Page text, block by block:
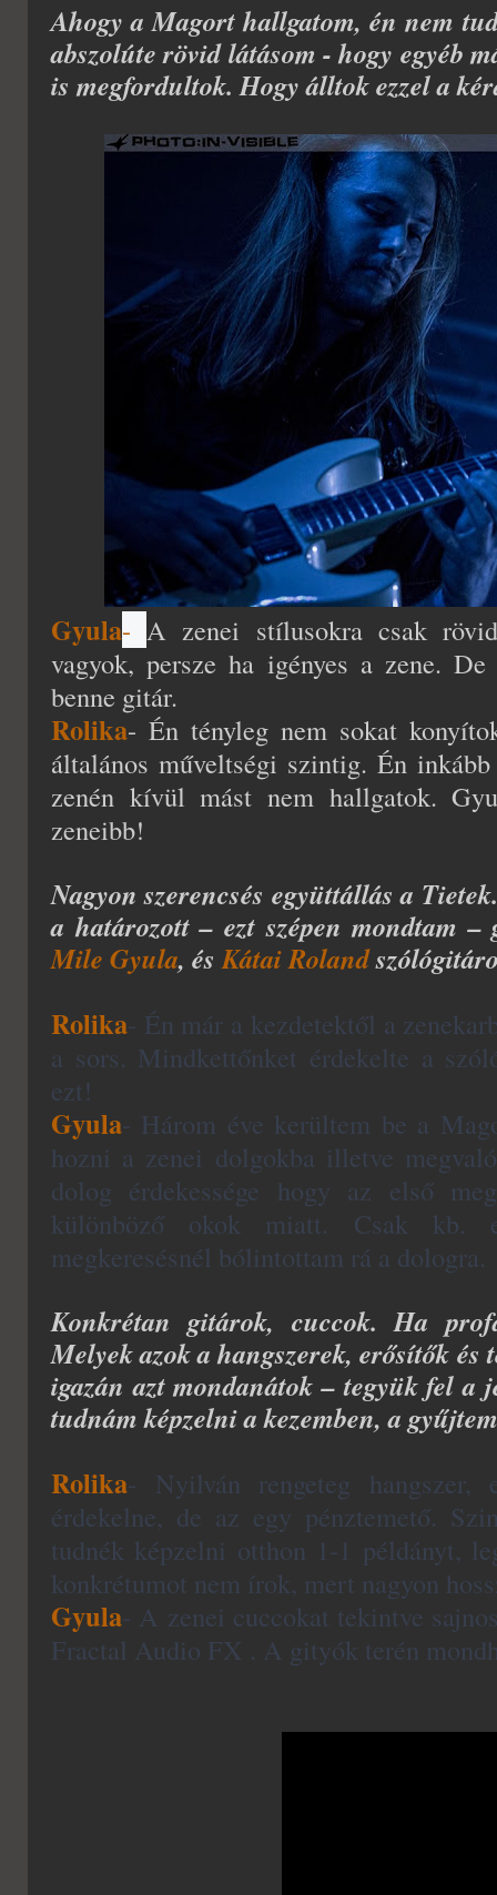
Ahogy a Magort hallgatom, én nem
abszolúte rövid látásom - hogy egyéb
is megfordultok. Hogy álltok ezzel a
Gyula- A zenei stílusokra csak
vagyok, persze ha igényes a zene.
benne gitár.
Rolika- Én tényleg nem sokat
általános műveltségi szintig. Én
zenén kívül mást nem hallgatok.
zeneibb!
Nagyon szerencsés együttállás a
a határozott – ezt szépen mondtam
Mile Gyula, ésKátai Roland
Rolika- Én már a kezdetektől a
a sors. Mindkettőnket érdekelte a
ezt!
Gyula- Három éve kerültem be a
hozni a zenei dolgokba illetve
dolog érdekessége hogy az első
különböző okok miatt. Csak kb.
megkeresésnél bólintottam rá a dologra.
Konkrétan gitárok, cuccok. Ha
Melyek azok a hangszerek, erősítők és
igazán azt mondanátok – tegyük fel a
tudnám képzelni a kezemben, a
Rolika- Nyilván rengeteg
érdekelne, de az egy pénztemető.
tudnék képzelni otthon 1-1 példányt,
konkrétumot nem írok, mert nagyon
Gyula- A zenei cuccokat tekintve
Fractal Audio FX . A gityók terén